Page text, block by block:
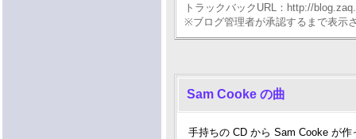
トラックバックURL：http://
※ブログ管理者が承認するまで表示
Sam Cooke の曲
手持ちの CD から Sam Cooke が